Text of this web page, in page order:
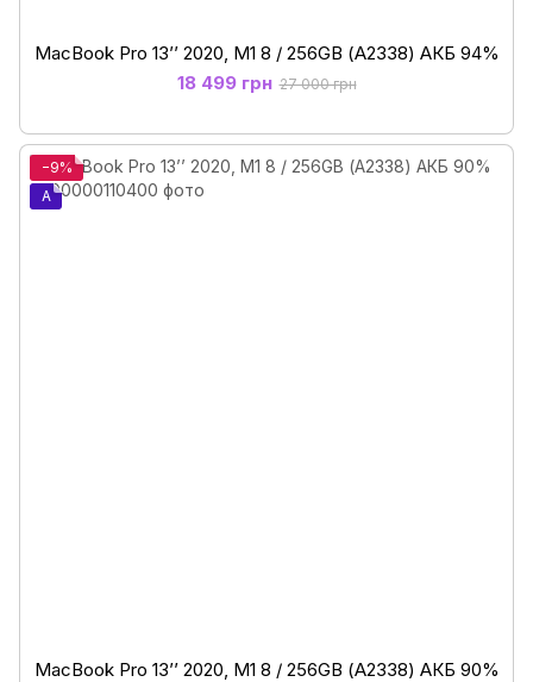
MacBook Pro 13’’ 2020, M1 8 / 256GB (А2338) АКБ 94%
18 499 грн 27 000 грн
−9%
A
MacBook Pro 13’’ 2020, M1 8 / 256GB (А2338) АКБ 90%